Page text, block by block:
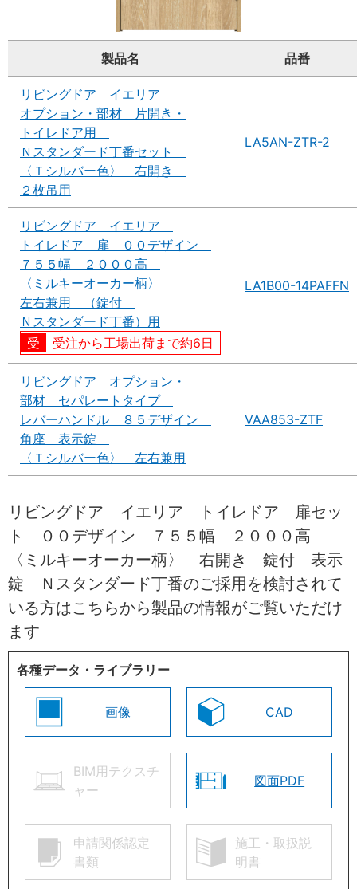
製品名 品番
リビングドア イエリア
オプション・部材 片開き・
トイレドア用
Ｎスタンダード丁番セット
〈Ｔシルバー色〉 右開き
２枚吊用
LA5AN-ZTR-2
リビングドア イエリア
トイレドア 扉 ００デザイン
７５５幅 ２０００高
〈ミルキーオーカー柄〉
左右兼用 （錠付
Ｎスタンダード丁番）用
受注から工場出荷まで約6日
LA1B00-14PAFFN
リビングドア オプション・
部材 セパレートタイプ
レバーハンドル ８５デザイン
角座 表示錠
〈Ｔシルバー色〉 左右兼用
VAA853-ZTF
リビングドア イエリア トイレドア 扉セッ
ト ００デザイン ７５５幅 ２０００高
〈ミルキーオーカー柄〉 右開き 錠付 表示
錠 Ｎスタンダード丁番のご採用を検討されて
いる方はこちらから製品の情報がご覧いただけ
ます
各種データ・ライブラリー
画像 CAD
BIM用テクスチ
ャー
図面PDF
申請関係認定
書類
施工・取扱説
明書